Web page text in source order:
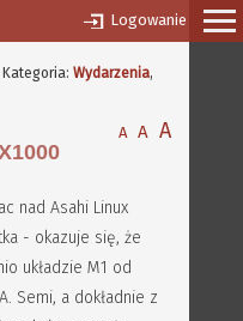
Logowanie
Kategoria: Wydarzenia,
A A A
nad Asahi Linux
- okazuje się, że
układzie M1 od
Semi, a dokładnie z